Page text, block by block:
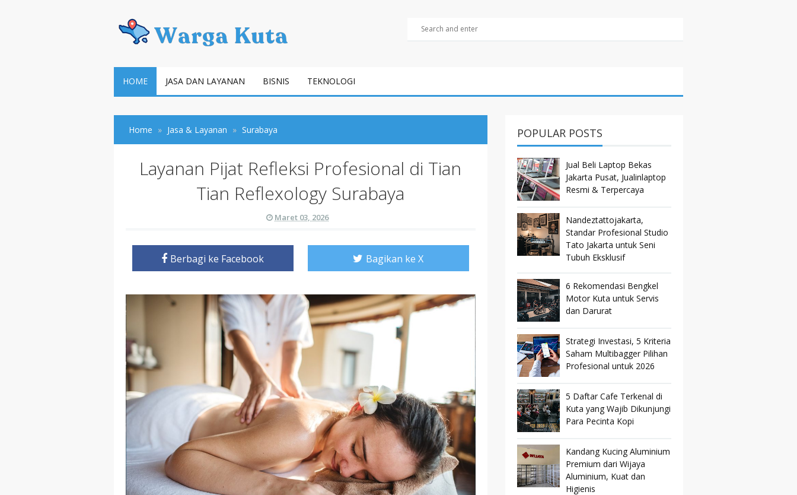
HOME JASA DAN LAYANAN BISNIS TEKNOLOGI
Home Jasa & Layanan Surabaya
Layanan Pijat Refleksi Profesional di Tian
Tian Reflexology Surabaya
Maret 03, 2026
Berbagi ke Facebook Bagikan ke X
POPULAR POSTS
Jual Beli Laptop Bekas
Jakarta Pusat, Jualinlaptop
Resmi & Terpercaya
Nandeztattojakarta,
Standar Profesional Studio
Tato Jakarta untuk Seni
Tubuh Eksklusif
6 Rekomendasi Bengkel
Motor Kuta untuk Servis
dan Darurat
Strategi Investasi, 5 Kriteria
Saham Multibagger Pilihan
Profesional untuk 2026
5 Daftar Cafe Terkenal di
Kuta yang Wajib Dikunjungi
Para Pecinta Kopi
Kandang Kucing Aluminium
Premium dari Wijaya
Aluminium, Kuat dan
Higienis